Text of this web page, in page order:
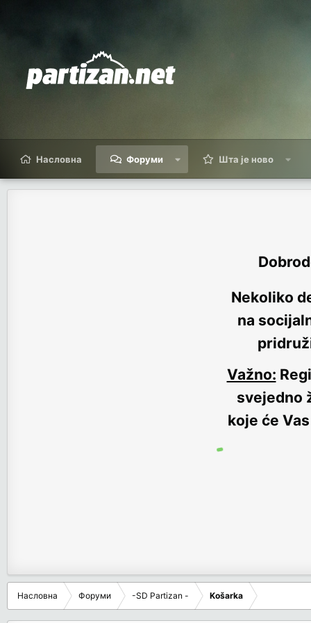
Насловна Форуми Шта је ново
Nekoliko
na
Važno:
svejedno
koje će
Насловна Форуми -SD Partizan - Košarka